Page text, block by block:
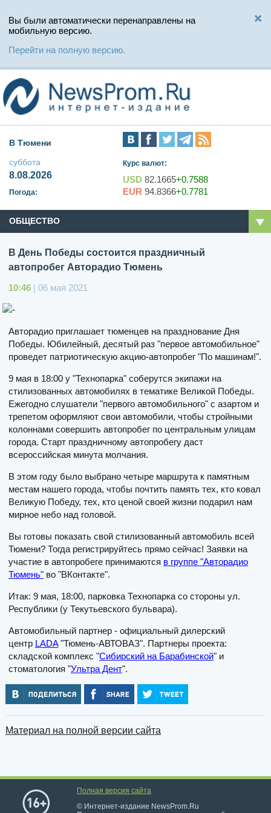
Вы были автоматически перенаправлены на
мобильную версию.
Перейти на полную версию.
В Тюмени
суббота
8.08.2026
Погода:
Курс валют:
USD 82.1665+0.7588
EUR 94.8366+0.7781
ОБЩЕСТВО
В День Победы состоится праздничный
автопробег Авторадио Тюмень
10:46 | 06 мая 2021
Авторадио приглашает тюменцев на празднование Дня
Победы. Юбилейный, десятый раз "первое автомобильное"
проведет патриотическую акцию-автопробег "По машинам!".
9 мая в 18:00 у "Технопарка" соберутся экипажи на
стилизованных автомобилях в тематике Великой Победы.
Ежегодно слушатели "первого автомобильного" с азартом и
трепетом оформляют свои автомобили, чтобы стройными
колоннами совершить автопробег по центральным улицам
города. Старт праздничному автопробегу даст
всероссийская минута молчания.
В этом году было выбрано четыре маршрута к памятным
местам нашего города, чтобы почтить память тех, кто ковал
Великую Победу, тех, кто ценой своей жизни подарил нам
мирное небо над головой.
Вы готовы показать свой стилизованный автомобиль всей
Тюмени? Тогда регистрируйтесь прямо сейчас! Заявки на
участие в автопробеге принимаются в группе "Авторадио
Тюмень" во "ВКонтакте".
Итак: 9 мая, 18:00, парковка Технопарка со стороны ул.
Республики (у Текутьевского бульвара).
Автомобильный партнер - официальный дилерский
центр LADA"Тюмень-АВТОВАЗ". Партнеры проекта:
складской комплекс "Сибирский на Барабинской" и
стоматология "Ультра Дент".
Материал на полной версии сайта
Полная версия сайта
© Интернет-издание NewsProm.Ru